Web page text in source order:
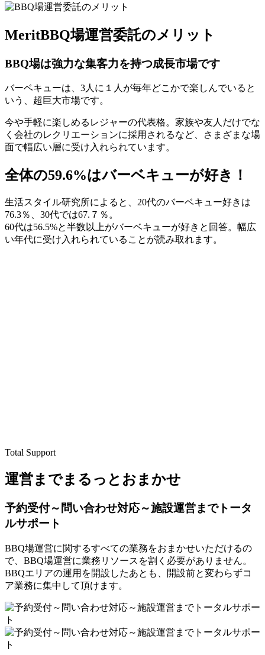
MeritBBQ場運営委託のメリット
BBQ場は強力な集客力を持つ成長市場です
バーベキューは、3人に１人が毎年どこかで楽しんでいると
いう、超巨大市場です。
今や手軽に楽しめるレジャーの代表格。家族や友人だけでな
く会社のレクリエーションに採用されるなど、さまざまな場
面で幅広い層に受け入れられています。
全体の59.6%はバーベキューが好き！
生活スタイル研究所によると、20代のバーベキュー好きは
76.3％、30代では67.７％。
60代は56.5%と半数以上がバーベキューが好きと回答。幅広
い年代に受け入れられていることが読み取れます。
Total Support
運営までまるっとおまかせ
予約受付～問い合わせ対応～施設運営までトータ
ルサポート
BBQ場運営に関するすべての業務をおまかせいただけるの
で、BBQ場運営に業務リソースを割く必要がありません。
BBQエリアの運用を開設したあとも、開設前と変わらずコ
ア業務に集中して頂けます。